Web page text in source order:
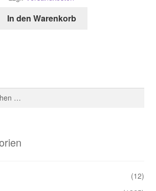
In den Warenkorb
(12)